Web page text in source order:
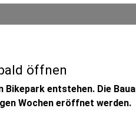
öffnen
entstehen. Die
Wochen eröffnet werden.